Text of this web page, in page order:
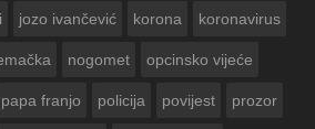
jozo ivančević korona koronavirus
nogomet opcinsko vijeće
papa franjo policija povijest prozor